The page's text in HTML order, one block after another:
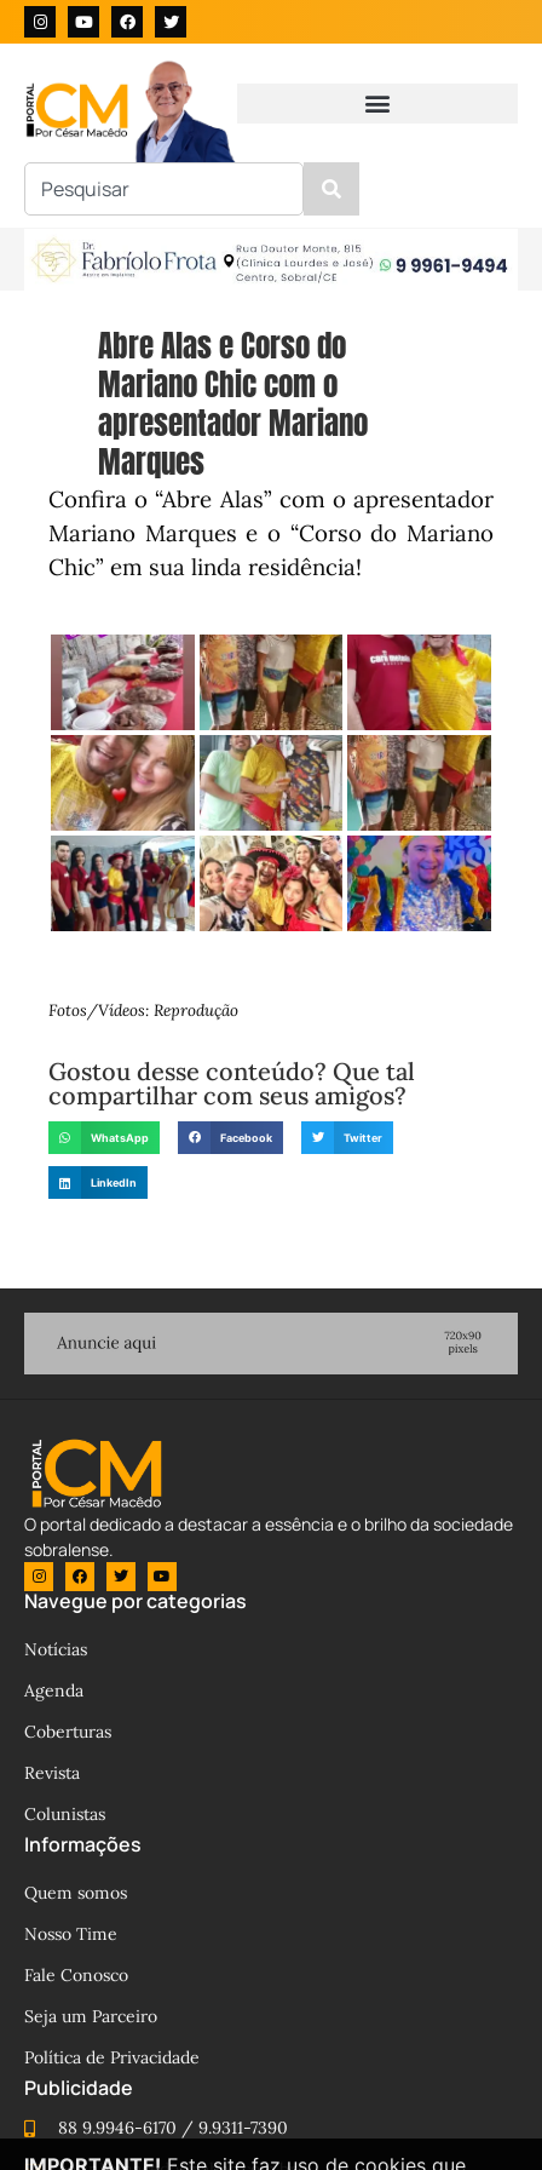
Abre Alas e Corso do
Mariano Chic com o
apresentador Mariano
Marques
Confira o “Abre Alas” com o apresentador
Mariano Marques e o “Corso do Mariano
Chic” em sua linda residência!
Fotos/Vídeos: Reprodução
Gostou desse conteúdo? Que tal
compartilhar com seus amigos?
WhatsApp Facebook Twitter
LinkedIn
O portal dedicado a destacar a essência e o brilho da sociedade
sobralense.
Navegue por categorias
Notícias
Agenda
Coberturas
Revista
Colunistas
Informações
Quem somos
Nosso Time
Fale Conosco
Seja um Parceiro
Política de Privacidade
Publicidade
88 9.9946-6170 / 9.9311-7390
IMPORTANTE! Este site faz uso de cookies que